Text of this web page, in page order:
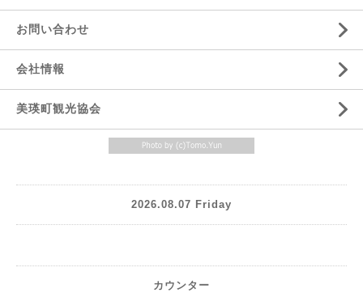
お問い合わせ
会社情報
美瑛町観光協会
2026.08.07 Friday
カウンター